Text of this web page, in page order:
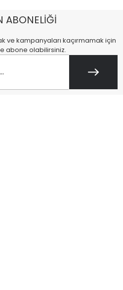
ABONELİĞİ
ve kampanyaları kaçırmamak için
abone olabilirsiniz.